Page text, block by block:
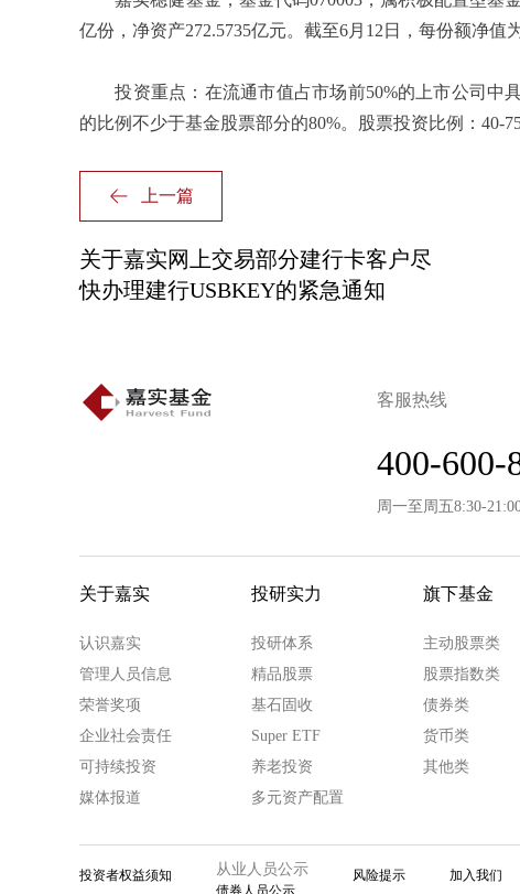
亿份，净资产272.5735亿元。截至6月 12 日 ，每份额净值
投资重点：在流通市值占市场前50%的上市公司中
的比例不少于基金股票部分的80%。股票投资比例： 40-
上一篇
关于嘉实网上交易部分建行卡客户尽
快办理建行USBKEY的紧急通知
客服热线
400-600-
周一至周五8:30-
关于嘉实
认识嘉实
管理人员信息
荣誉奖项
企业社会责任
可持续投资
媒体报道
投研实力
投研体系
精品股票
基石固收
Super ETF
养老投资
多元资产配置
旗下基金
主动股票类
股票指数类
债券类
货币类
其他类
投资者权益须知 从业人员公示
债券人员公示
风险提示 加入我们